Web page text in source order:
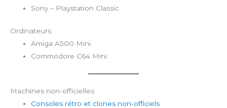
Sony – Playstation Classic
Ordinateurs
Amiga A500 Mini
Commodore C64 Mini
Machines non-officielles
Consoles rétro et clones non-officiels